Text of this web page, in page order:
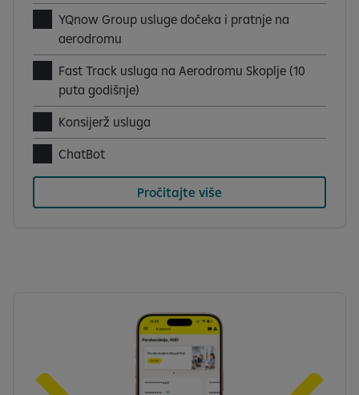
YQnow Group usluge dočeka i pratnje na
aerodromu
Fast Track usluga na Aerodromu Skoplje (10
puta godišnje)
Konsijerž usluga
ChatBot
Pročitajte više